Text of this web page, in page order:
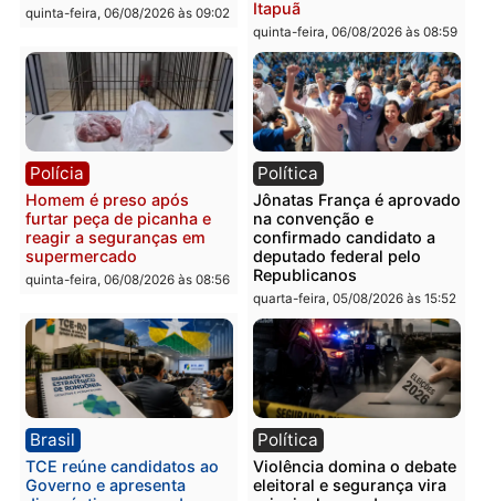
quinta-feira, 06/08/2026 às 09:28 quinta-feira, 06/08/2026 às
Polícia
Homem é esfaqueado no
tórax durante briga com
vizinho no bairro Ulysses
Guimarães
quinta-feira, 06/08/2026 às 09:24
Polícia
Três suspeitos ligados a
facção criminosa são
presos por receptação e
adulteração de veículos
em Porto Velho
quinta-feira, 06/08/2026 às
Polícia
Homem é preso com
Polícia
Polícia Civil prende dois